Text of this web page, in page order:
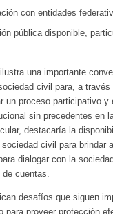
con entidades
pública disponible,
una importante
civil para, a través
un proceso participativo y
sin precedentes en
destacaría la
civil para brindar
dialogar con la
de cuentas.
desafíos que siguen
para proveer protección